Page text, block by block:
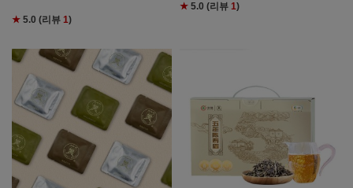
★ 5.0 (리뷰 1)
★ 5.0 (리뷰1)